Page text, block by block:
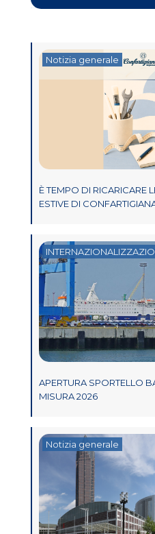
Notizia generale
È TEMPO DI RICARICARE
ESTIVE DI
APERTURA SPORTELLO
MISURA 2026
Notizia generale